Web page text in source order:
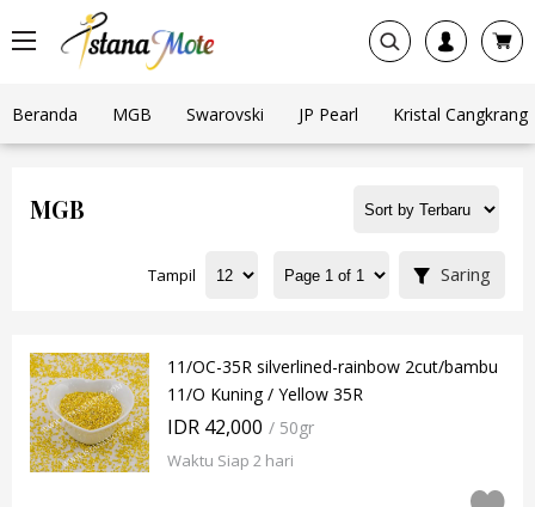
Beranda MGB Swarovski JP Pearl Kristal Cangkrang
MGB
Tampil Saring
11/OC-35R silverlined-rainbow 2cut/bambu
11/O Kuning / Yellow 35R
IDR 42,000 / 50gr
Waktu Siap 2 hari